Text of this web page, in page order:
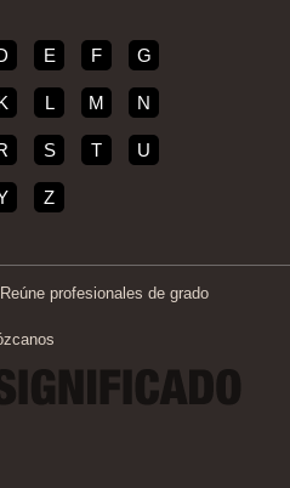
E F G
L M N
S T U
Z
profesionales de grado